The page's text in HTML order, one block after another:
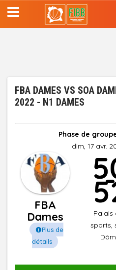
Aller
au
contenu
FBA DAMES VS SOA
2022 - N1 DAMES
Phase de
dim, 17 avr.
FBA
Dames
Plus de
détails
-
Palais
sports,